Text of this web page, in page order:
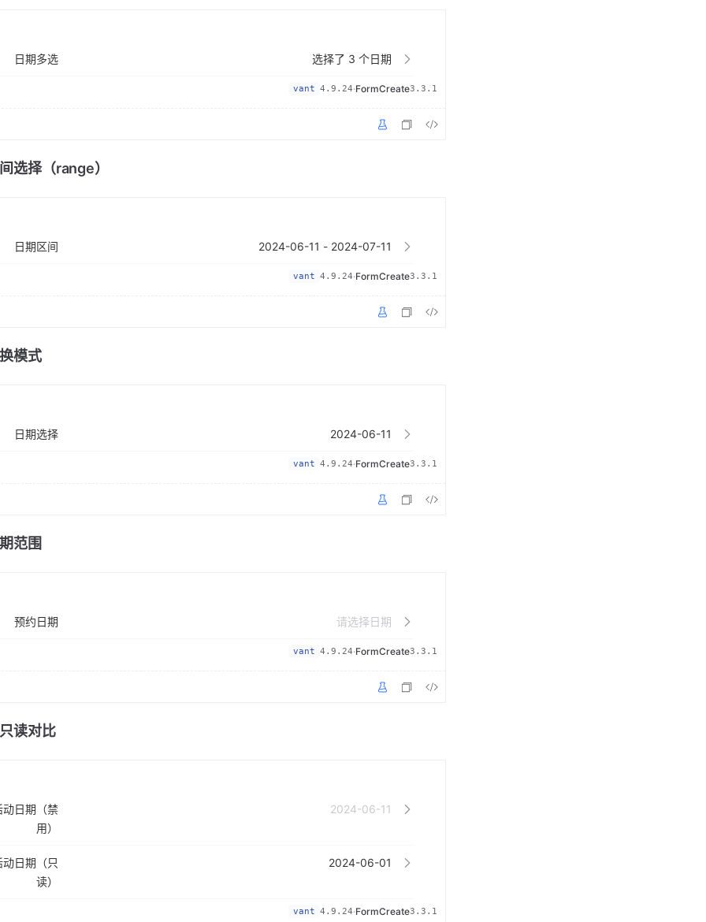
vant 4.9.24·FormCreate3.3.1
日期多选
选择（range）
vant 4.9.24·FormCreate3.3.1
日期区间
模式
vant 4.9.24·FormCreate3.3.1
日期选择
范围
vant 4.9.24·FormCreate3.3.1
预约日期
读对比
vant 4.9.24·FormCreate3.3.1
动日期（禁
用）
动日期（只
读）